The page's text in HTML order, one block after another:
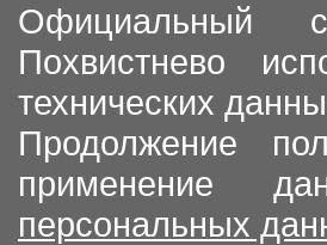
Официальный
Похвистнево
технических
Продолжение
применение
персональных